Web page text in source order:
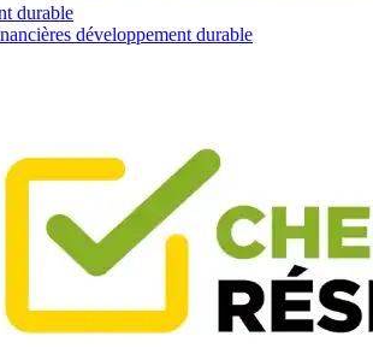
durable
développement durable